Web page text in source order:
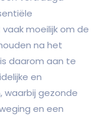
moeilijk om de
na het
daarom aan te
en
waarbij gezonde
en een